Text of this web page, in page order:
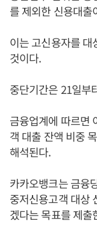
를 제외한 신용대출
이는 고신용자를
것이다.
중단기간은 21일부
금융업계에 따르면
객 대출 잔액 비중
해석된다.
카카오뱅크는 금융
중저신용고객 대상
겠다는 목표를 제출